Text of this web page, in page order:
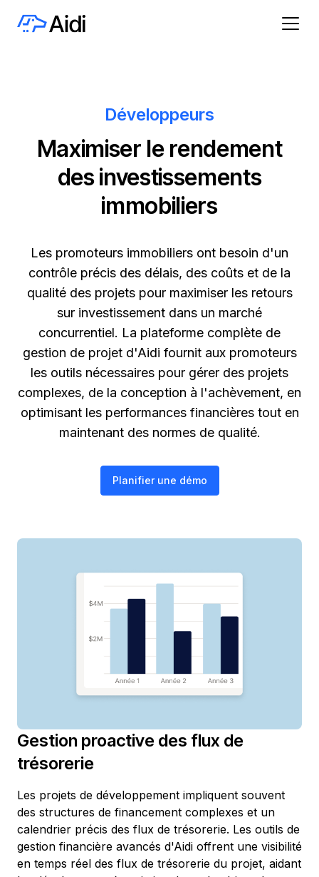
Développeurs
Maximiser le rendement
des investissements
immobiliers
Les promoteurs immobiliers ont besoin d'un
contrôle précis des délais, des coûts et de la
qualité des projets pour maximiser les retours
sur investissement dans un marché
concurrentiel. La plateforme complète de
gestion de projet d'Aidi fournit aux promoteurs
les outils nécessaires pour gérer des projets
complexes, de la conception à l'achèvement, en
optimisant les performances financières tout en
maintenant des normes de qualité.
Planifier une démo
Gestion proactive des flux de
trésorerie
Les projets de développement impliquent souvent
des structures de financement complexes et un
calendrier précis des flux de trésorerie. Les outils de
gestion financière avancés d'Aidi offrent une visibilité
en temps réel des flux de trésorerie du projet, aidant